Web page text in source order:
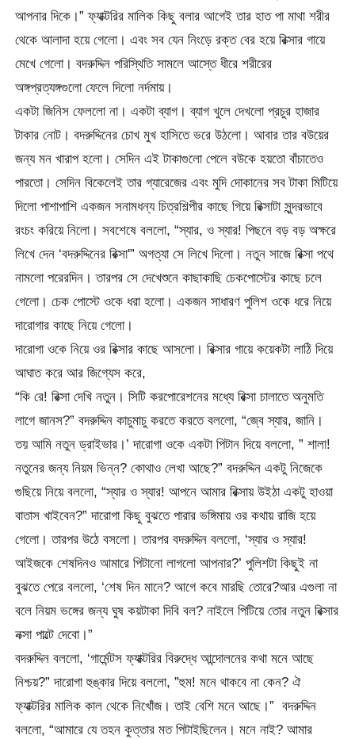
আপনার দিকে।” ফ্যাক্টরির মালিক কিছু বলার আগেই তার হাত পা মাথা শরীর
থেকে আলাদা হয়ে গেলো। এবং সব যেন নিংড়ে রক্ত বের হয়ে রিক্সার গায়ে
মেখে গেলো। বদরুদ্দিন পরিস্থিতি সামলে আস্তে ধীরে শরীরের
অঙ্গপ্রত্যঙ্গগুলো ফেলে দিলো নর্দমায়।
একটা জিনিস ফেললো না। একটা ব্যাগ। ব্যাগ খুলে দেখলো প্রচুর হাজার
টাকার নোট। বদরুদ্দিনের চোখ মুখ হাসিতে ভরে উঠলো। আবার তার বউয়ের
জন্য মন খারাপ হলো। সেদিন এই টাকাগুলো পেলে বউকে হয়তো বাঁচাতেও
পারতো। সেদিন বিকেলেই তার গ্যারেজের এবং মুদি দোকানের সব টাকা মিটিয়ে
দিলো পাশাপাশি একজন সনামধন্য চিত্রশিল্পীর কাছে গিয়ে রিক্সাটা সুন্দরভাবে
রংচং করিয়ে নিলো। সবশেষে বললো, “স্যার, ও স্যার! পিছনে বড় বড় অক্ষরে
লিখে দেন ‘বদরুদ্দিনের রিক্সা'” অগত্যা সে লিখে দিলো। নতুন সাজে রিক্সা পথে
নামলো পরেরদিন। তারপর সে দেখেশুনে কাছাকাছি চেকপোস্টের কাছে চলে
গেলো। চেক পোস্টে ওকে ধরা হলো। একজন সাধারণ পুলিশ ওকে ধরে নিয়ে
দারোগার কাছে নিয়ে গেলো।
দারোগা ওকে নিয়ে ওর রিক্সার কাছে আসলো। রিক্সার গায়ে কয়েকটা লাঠি দিয়ে
আঘাত করে আর জিগ্যেস করে,
“কি রে! রিক্সা দেখি নতুন। সিটি করপোরেশনের মধ্যে রিক্সা চালাতে অনুমতি
লাগে জানস?” বদরুদ্দিন কাচুমাচু করতে করতে বললো, “জ্বে স্যার, জানি।
তয় আমি নতুন ড্রাইভার।’ দারোগা ওকে একটা পিটান দিয়ে বললো, ” শালা!
নতুনের জন্য নিয়ম ভিন্ন? কোথাও লেখা আছে?” বদরুদ্দিন একটু নিজেকে
গুছিয়ে নিয়ে বললো, “স্যার ও স্যার‌! আপনে আমার রিক্সায় উইঠা একটু হাওয়া
বাতাস খাইবেন?” দারোগা কিছু বুঝতে পারার ভঙ্গিমায় ওর কথায় রাজি হয়ে
গেলো। তারপর উঠে বসলো। তারপর বদরুদ্দিন বললো, ‘স্যার ও স্যার!
আইজকে শেষদিনও আমারে পিটানো লাগলো আপনার?’ পুলিশটা কিছুই না
বুঝতে পেরে বললো, ‘শেষ দিন মানে? আগে কবে মারছি তোরে?আর এগুলা না
বলে নিয়ম ভঙ্গের জন্য ঘুষ কয়টাকা দিবি বল? নাইলে পিটিয়ে তোর নতুন রিক্সার
নক্সা পাল্টে দেবো।”
বদরুদ্দিন বললো, ‘গার্মেন্টস ফ্যাক্টরির বিরুদ্ধে আন্দোলনের কথা মনে আছে
নিশ্চয়?” দারোগা হুঙ্কার দিয়ে বললো, ”হুম! মনে থাকবে না কেন? ঐ
ফ্যাক্টরির মালিক কাল থেকে নিখোঁজ। তাই বেশি মনে আছে।” বদরুদ্দিন
বললো, “আমারে যে তহন কুত্তার মত পিটাইছিলেন। মনে নাই? আমার